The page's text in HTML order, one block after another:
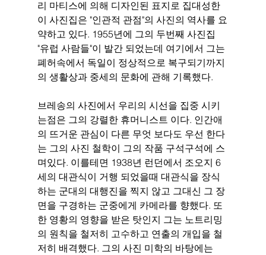
리 마티스에 의해 디자인된 표지로 집대성한
이 사진집은 "인관적 관점"의 사진의 역사를 요
약하고 있다. 1955년에 그의 두번째 사진집
"유럽 사람들"이 발간 되었는데 여기에서 그는
폐허속에서 독일이 정상적으로 복구되기까지
의 생활상과 중세의 문화에 관해 기록했다.
브레송의 사진에서 우리의 시선을 집중 시키
는점은 그의 강렬한 휴머니스트 이다. 인간애
의 뜨거운 관심이 다른 무엇 보다도 우선 한다
는 그의 사진 철학이 그의 작품 구석구석에 스
며있다. 이를테면 1938년 런던에서 조오지 6
세의 대관식이 거행 되었을때 대관식을 장식
하는 군대의 대행진을 찍지 않고 그대신 그 장
면을 구경하는 군중에게 카메라를 향했다. 또
한 영황의 영향을 받은 탓인지 그는 노트리밍
의 원칙을 철저히 고수하고 연출의 개입을 철
저히 배격했다. 그의 사진 미학의 바탕에는